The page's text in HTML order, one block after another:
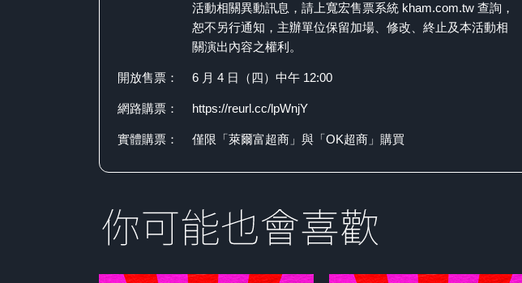
活動相關異動訊息，請上寬宏售票系統 kham.com.tw 查詢，
恕不另行通知，主辦單位保留加場、修改、終止及本活動相
關演出內容之權利。
開放售票： 6 月 4 日（四）中午 12:00
網路購票： https://reurl.cc/lpWnjY
實體購票： 僅限「萊爾富超商」與「OK超商」購買